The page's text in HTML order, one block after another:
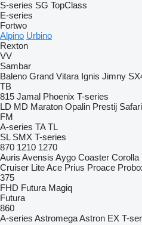
S-series SG TopClass
E-series
Fortwo
Alpino Urbino
Rexton
VV
Sambar
Baleno Grand Vitara Ignis Jimny
TB
815 Jamal Phoenix T-series
LD MD Maraton Opalin Prestij Safari
FM
A-series TA TL
SL SMX T-series
870 1210 1270
Auris Avensis Aygo Coaster Corolla
Cruiser Lite Ace Prius Proace
375
FHD Futura Magiq
Futura
860
A-series AstromegaAstron EX T-